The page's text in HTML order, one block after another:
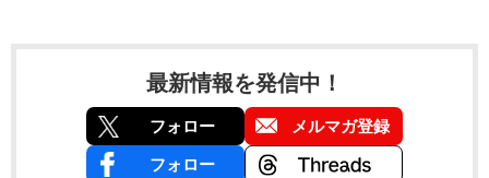
最新情報を発信中！
フォロー メルマガ登録
フォロー